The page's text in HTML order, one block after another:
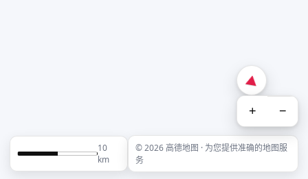
+ −
10
km
© 2026 高德地图 · 为您提供准确的地图服
务